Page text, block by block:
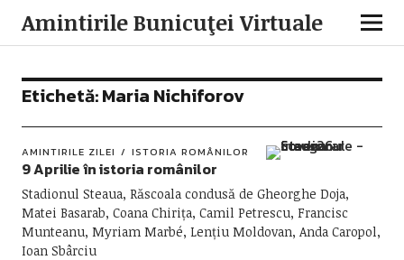
Amintirile Bunicuţei Virtuale
Etichetă:Maria Nichiforov
AMINTIRILE ZILEI ISTORIA ROMÂNILOR
9 Aprilie în istoria românilor
Stadionul Steaua, Răscoala condusă de Gheorghe Doja,
Matei Basarab, Coana Chirița, Camil Petrescu, Francisc
Munteanu, Myriam Marbé, Lențiu Moldovan, Anda Caropol,
Ioan Sbârciu